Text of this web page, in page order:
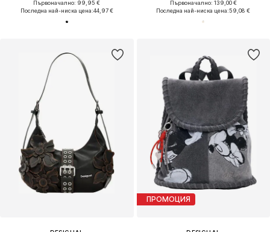
Първоначално: 99,95 €
Последна най-ниска цена:44,97 €
Първоначално: 139,00 €
Последна най-ниска цена:59,08 €
ПРОМОЦИЯ